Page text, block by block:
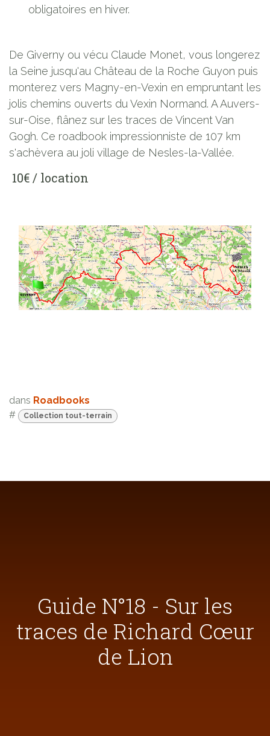
obligatoires en hiver.
De Giverny ou vécu Claude Monet, vous longerez
la Seine jusqu'au Château de la Roche Guyon puis
monterez vers Magny-en-Vexin en empruntant les
jolis chemins ouverts du Vexin Normand. A Auvers-
sur-Oise, flânez sur les traces de Vincent Van
Gogh. Ce roadbook impressionniste de 107 km
s'achèvera au joli village de Nesles-la-Vallée.
10€ / location
dans Roadbooks
#
Collection tout-terrain
Guide N°18 - Sur les
traces de Richard Cœur
de Lion